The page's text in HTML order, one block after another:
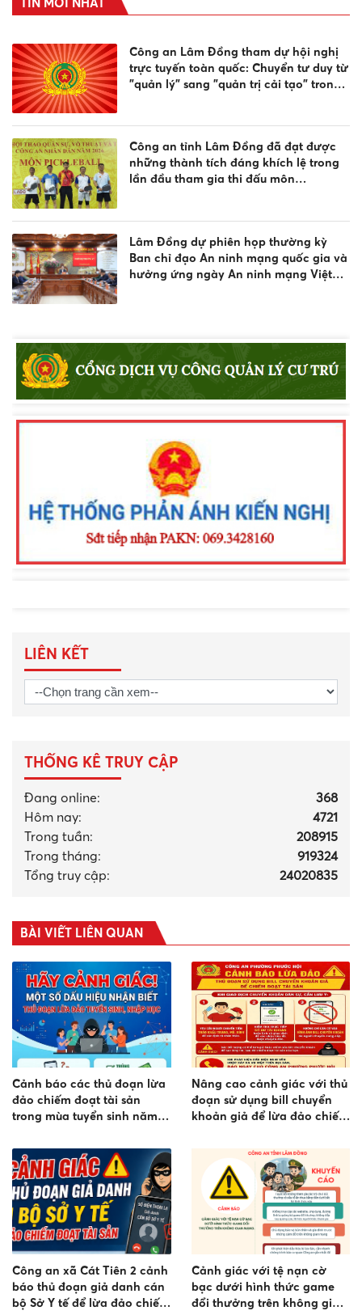
Công an Lâm Đồng tham dự hội nghị
trực tuyến toàn quốc: Chuyển tư duy từ
"quản lý" sang "quản trị cải tạo" trong
Công an tỉnh Lâm Đồng đã đạt được
những thành tích đáng khích lệ trong
lần đầu tham gia thi đấu môn
Lâm Đồng dự phiên họp thường kỳ
Ban chỉ đạo An ninh mạng quốc gia và
hưởng ứng ngày An ninh mạng Việt
bắn súng đêm phối hợp tại Vòng
toàn đoàn tại Vòng chung kết Hội thao
quân sự, võ thuật và thể thao CAND
năm 2026
LIÊN KẾT
THỐNG KÊ TRUY CẬP
Đang online:
368
Hôm nay:
4721
Trong tuần:
208915
Trong tháng:
919324
Tổng truy cập:
24020835
BÀI VIẾT LIÊN QUAN
Cảnh báo các thủ đoạn lừa
đảo chiếm đoạt tài sản
trong mùa tuyển sinh năm
Nâng cao cảnh giác với thủ
đoạn sử dụng bill chuyển
khoản giả để lừa đảo chiếm
Công an xã Cát Tiên 2 cảnh
báo thủ đoạn giả danh cán
bộ Sở Y tế để lừa đảo chiếm
Cảnh giác với tệ nạn cờ
bạc dưới hình thức game
đổi thưởng trên không gian